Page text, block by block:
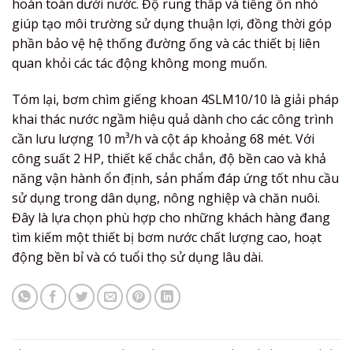
hoàn toàn dưới nước. Độ rung thấp và tiếng ồn nhỏ
giúp tạo môi trường sử dụng thuận lợi, đồng thời góp
phần bảo vệ hệ thống đường ống và các thiết bị liên
quan khỏi các tác động không mong muốn.
Tóm lại, bơm chìm giếng khoan 4SLM10/10 là giải pháp
khai thác nước ngầm hiệu quả dành cho các công trình
cần lưu lượng 10 m³/h và cột áp khoảng 68 mét. Với
công suất 2 HP, thiết kế chắc chắn, độ bền cao và khả
năng vận hành ổn định, sản phẩm đáp ứng tốt nhu cầu
sử dụng trong dân dụng, nông nghiệp và chăn nuôi.
Đây là lựa chọn phù hợp cho những khách hàng đang
tìm kiếm một thiết bị bơm nước chất lượng cao, hoạt
động bền bỉ và có tuổi thọ sử dụng lâu dài.